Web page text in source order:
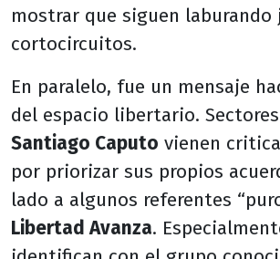
mostrar que siguen laburando
cortocircuitos.
En paralelo, fue un mensaje
del espacio libertario.
Santiago Caputo vienen
por priorizar sus propios
lado a algunos referentes
Libertad Avanza.